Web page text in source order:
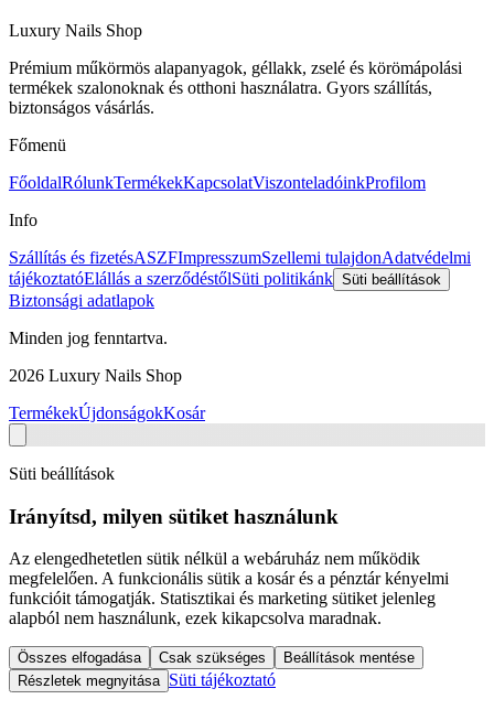
Luxury Nails Shop
Prémium műkörmös alapanyagok, géllakk, zselé és körömápolási
termékek szalonoknak és otthoni használatra. Gyors szállítás,
biztonságos vásárlás.
Főmenü
FőoldalRólunkTermékekKapcsolatViszonteladóinkProfilom
Info
Szállítás és fizetésASZFImpresszumSzellemi tulajdonAdatvédelmi
tájékoztatóElállás a szerződéstőlSüti politikánk Süti beállítások
Biztonsági adatlapok
Minden jog fenntartva.
2026 Luxury Nails Shop
TermékekÚjdonságokKosár
Süti beállítások
Irányítsd, milyen sütiket használunk
Az elengedhetetlen sütik nélkül a webáruház nem működik
megfelelően. A funkcionális sütik a kosár és a pénztár kényelmi
funkcióit támogatják. Statisztikai és marketing sütiket jelenleg
alapból nem használunk, ezek kikapcsolva maradnak.
Összes elfogadása Csak szükséges
Beállítások mentése
Részletek megnyitása Süti tájékoztató